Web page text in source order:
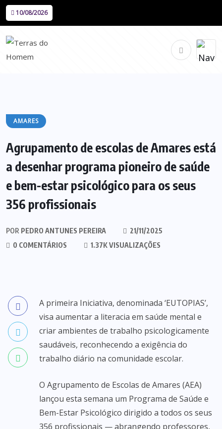
10/08/2026
AMARES
Agrupamento de escolas de Amares está
a desenhar programa pioneiro de saúde
e bem-estar psicológico para os seus
356 profissionais
POR PEDRO ANTUNES PEREIRA
21/11/2025
0 COMENTÁRIOS
1.37K VISUALIZAÇÕES
A primeira Iniciativa, denominada ‘EUTOPIAS’,
visa aumentar a literacia em saúde mental e
criar ambientes de trabalho psicologicamente
saudáveis, reconhecendo a exigência do
trabalho diário na comunidade escolar.
O Agrupamento de Escolas de Amares (AEA)
lançou esta semana um Programa de Saúde e
Bem-Estar Psicológico dirigido a todos os seus
356 profissionais — abrangendo professores,